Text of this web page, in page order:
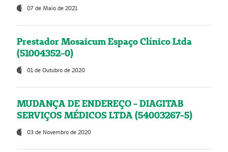
07 de Maio de 2021
Prestador Mosaicum Espaço Clínico Ltda
(51004352-0)
01 de Outubro de 2020
MUDANÇA DE ENDEREÇO - DIAGITAB
SERVIÇOS MÉDICOS LTDA (54003267-5)
03 de Novembro de 2020